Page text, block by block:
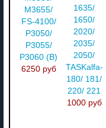
M3655/
FS-4100/
P3050/
P3055/
P3060 (В)
6250 руб
1635/
1650/
2020/
2035/
2050/
TASKalfa-
180/ 181/
220/ 221
1000 руб